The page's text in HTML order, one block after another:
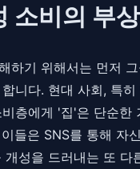
소비의 부상
하기 위해서는 먼저
니다. 현대 사회, 특
층에게 '집'은 단순한
들은 SNS를 통해 자
개성을 드러내는 또 다